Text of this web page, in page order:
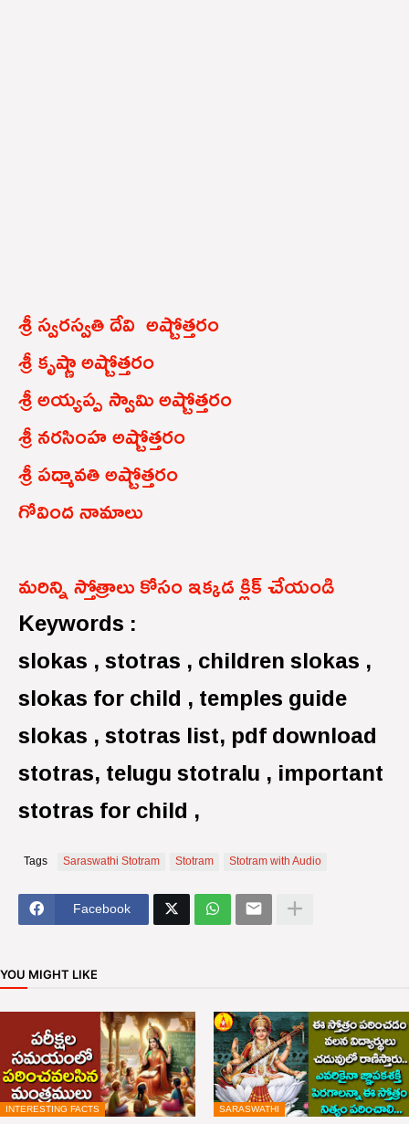
శ్రీ స్వరస్వతి దేవి అష్టోత్తరం
శ్రీ కృష్ణా అష్టోత్తరం
శ్రీ అయ్యప్ప స్వామి అష్టోత్తరం
శ్రీ నరసింహ అష్టోత్తరం
శ్రీ పద్మావతి అష్టోత్తరం
గోవింద నామాలు
మరిన్ని స్తోత్రాలు కోసం ఇక్కడ క్లిక్ చేయండి
Keywords :
slokas , stotras , children slokas ,
slokas for child , temples guide
slokas , stotras list, pdf download
stotras, telugu stotralu , important
stotras for child ,
Tags Saraswathi Stotram Stotram Stotram with Audio
Facebook
YOU MIGHT LIKE
INTERESTING FACTS SARASWATHI